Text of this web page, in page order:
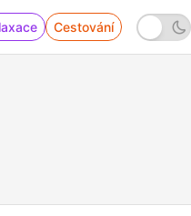
Cestování